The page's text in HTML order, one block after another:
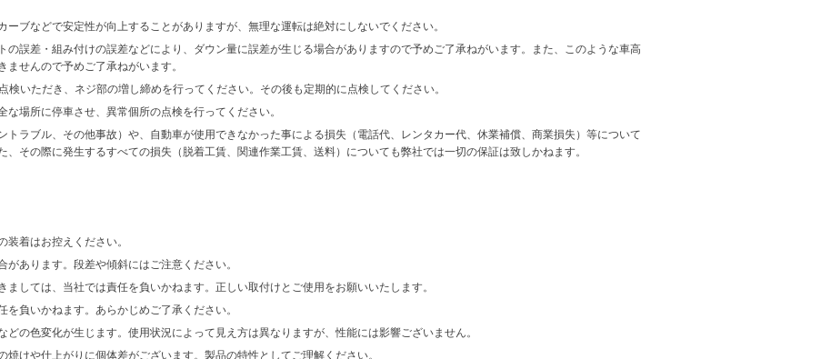
ブなどで安定性が向上することがありますが、無理な運転は絶対にしないでください。
の誤差・組み付けの誤差などにより、ダウン量に誤差が生じる場合がありますので予めご了承ねがいます。また、このような車高
せんので予めご了承ねがいます。
いただき、ネジ部の増し締めを行ってください。その後も定期的に点検してください。
場所に停車させ、異常個所の点検を行ってください。
トラブル、その他事故）や、自動車が使用できなかった事による損失（電話代、レンタカー代、休業補償、商業損失）等について
その際に発生するすべての損失（脱着工賃、関連作業工賃、送料）についても弊社では一切の保証は致しかねます。
着はお控えください。
あります。段差や傾斜にはご注意ください。
しては、当社では責任を負いかねます。正しい取付けとご使用をお願いいたします。
負いかねます。あらかじめご了承ください。
の色変化が生じます。使用状況によって見え方は異なりますが、性能には影響ございません。
けや仕上がりに個体差がございます。製品の特性としてご理解ください。